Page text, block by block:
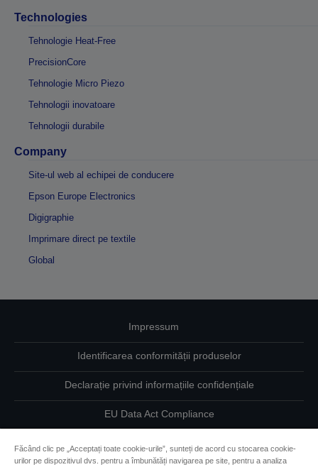
Technologies
Tehnologie Heat-Free
PrecisionCore
Tehnologie Micro Piezo
Tehnologii inovatoare
Tehnologii durabile
Company
Site-ul web al echipei de conducere
Epson Europe Electronics
Digigraphie
Imprimare direct pe textile
Global
Impressum
Identificarea conformității produselor
Declarație privind informațiile confidențiale
EU Data Act Compliance
Făcând clic pe „Acceptați toate cookie-urile”, sunteți de acord cu stocarea cookie-
urilor pe dispozitivul dvs. pentru a îmbunătăți navigarea pe site, pentru a analiza